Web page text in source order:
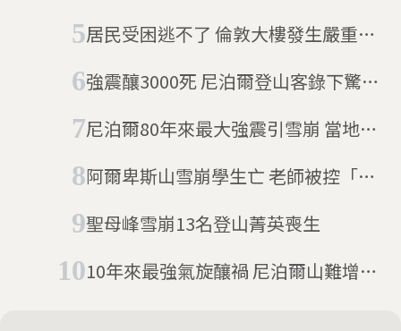
居民受困逃不了 倫敦大樓發生嚴重火
強震釀3000死 尼泊爾登山客錄下驚悚
尼泊爾80年來最大強震引雪崩 當地記
阿爾卑斯山雪崩學生亡 老師被控「過
聖母峰雪崩13名登山菁英喪生
10年來最強氣旋釀禍 尼泊爾山難增至